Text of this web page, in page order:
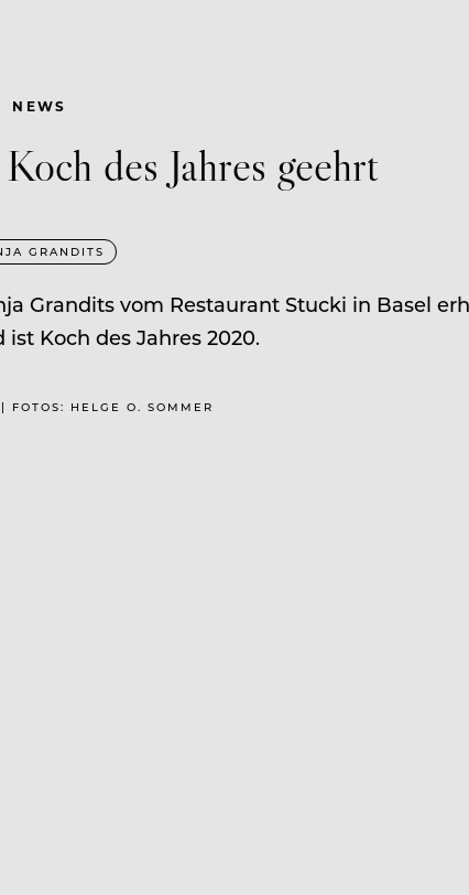
NEWS
des Jahres geehrt
GRANDITS
Grandits vom Restaurant Stucki in Basel
ist Koch des Jahres 2020.
FOTOS: HELGE O. SOMMER